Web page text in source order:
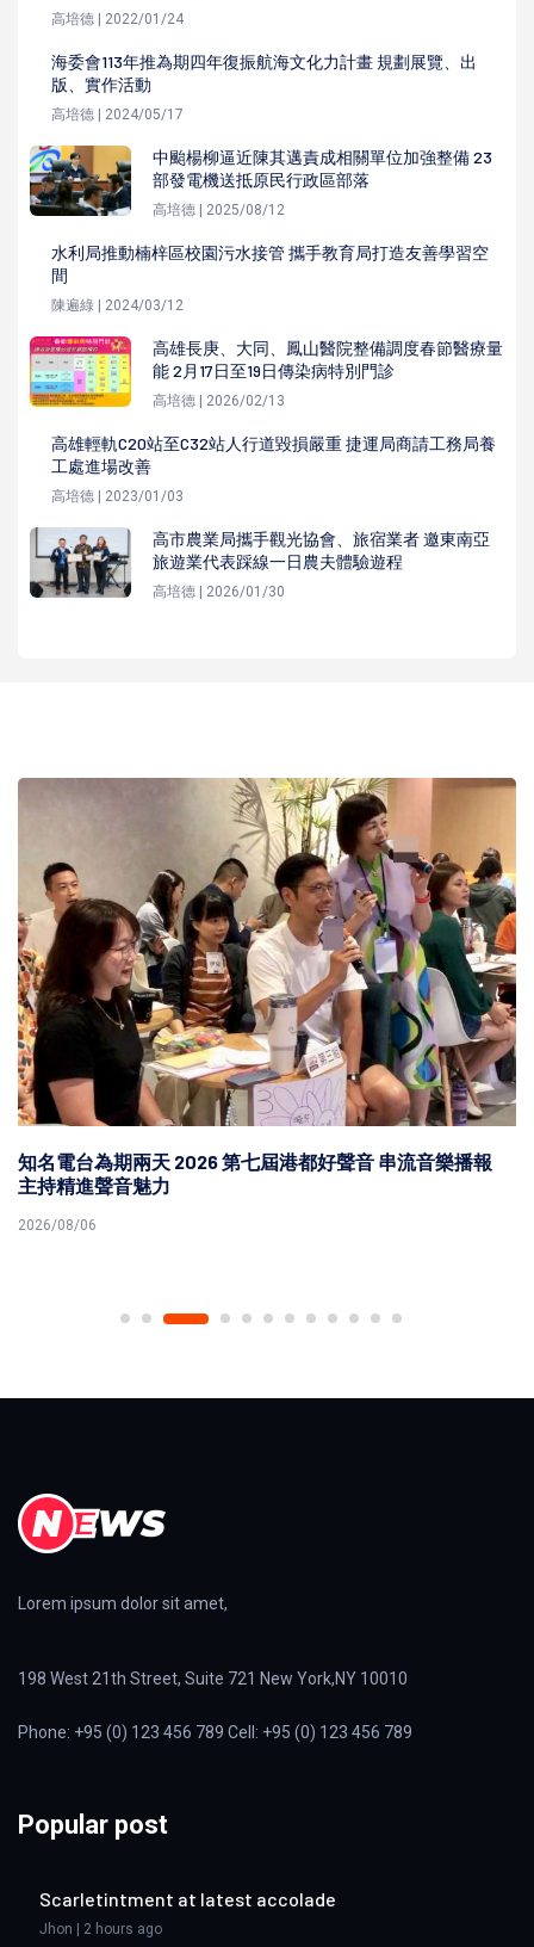
高培德 | 2022/01/24
海委會113年推為期四年復振航海文化力計畫 規劃展覽、出
版、實作活動
高培德 | 2024/05/17
中颱楊柳逼近陳其邁責成相關單位加強整備 23
部發電機送抵原民行政區部落
高培德 | 2025/08/12
水利局推動楠梓區校園污水接管 攜手教育局打造友善學習空
間
陳遍綠 | 2024/03/12
高雄長庚、大同、鳳山醫院整備調度春節醫療量
能 2月17日至19日傳染病特別門診
高培德 | 2026/02/13
高雄輕軌C20站至C32站人行道毀損嚴重 捷運局商請工務局養
工處進場改善
高培德 | 2023/01/03
高市農業局攜手觀光協會、旅宿業者 邀東南亞
旅遊業代表踩線一日農夫體驗遊程
高培德 | 2026/01/30
知名電台為期兩天 2026 第七屆港都好聲音 串流音樂播報
主持精進聲音魅力
2026/08/06
Lorem ipsum dolor sit amet,
198 West 21th Street, Suite 721 New York,NY 10010
Phone: +95 (0) 123 456 789 Cell: +95 (0) 123 456 789
Popular post
Scarletintment at latest accolade
Jhon | 2 hours ago